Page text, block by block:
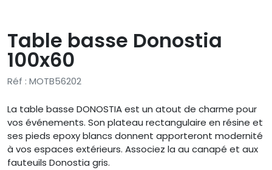
Table basse Donostia
100x60
Réf : MOTB56202
La table basse DONOSTIA est un atout de charme pour
vos événements. Son plateau rectangulaire en résine et
ses pieds epoxy blancs donnent apporteront modernité
à vos espaces extérieurs. Associez la au canapé et aux
fauteuils Donostia gris.